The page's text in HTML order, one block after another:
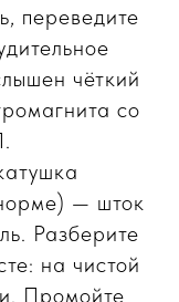
переведите
чёткий
со
— шток
Разберите
на чистой
Промойте